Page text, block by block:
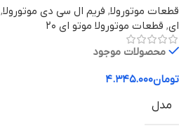
قطعات موتورولا, فریم ال سی دی موتورولا,
ای, قطعات موتورولا موتو ای ۲۰
محصولات موجود
تومان۴.۳۴۵.۰۰۰
مدل